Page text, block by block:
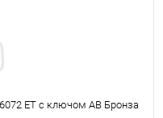
ET с ключом AB Бронза